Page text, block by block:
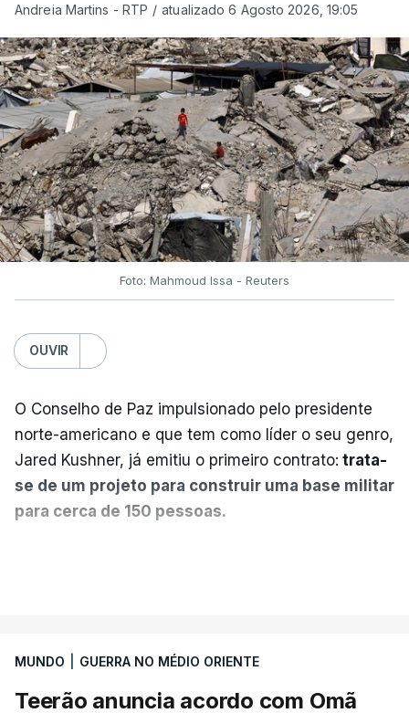
Andreia Martins - RTP / atualizado 6 Agosto 2026, 19:05
Foto: Mahmoud Issa - Reuters
OUVIR
O Conselho de Paz impulsionado pelo presidente
norte-americano e que tem como líder o seu genro,
Jared Kushner, já emitiu o primeiro contrato: trata-
se de um projeto para construir uma base militar
para cerca de 150 pessoas.
que já colaborou com a Administração norte-
americana em projetos no Médio Oriente,
MUNDO GUERRA NO MÉDIO ORIENTE
Teerão anuncia acordo com Omã